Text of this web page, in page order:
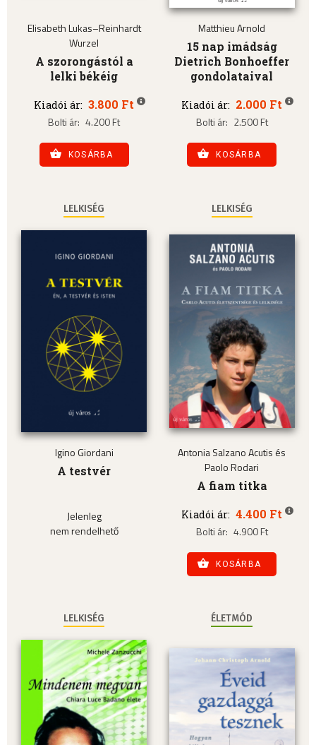
Elisabeth Lukas–Reinhardt
Wurzel
A szorongástól a
lelki békéig
Kiadói ár: 3.800 Ft
Bolti ár: 4.200 Ft
KOSÁRBA
Matthieu Arnold
15 nap imádság
Dietrich Bonhoeffer
gondolataival
Kiadói ár: 2.000 Ft
Bolti ár: 2.500 Ft
KOSÁRBA
LELKISÉG
Igino Giordani
A testvér
Jelenleg
nem rendelhető
LELKISÉG
Antonia Salzano Acutis és
Paolo Rodari
A fiam titka
Kiadói ár: 4.400 Ft
Bolti ár: 4.900 Ft
KOSÁRBA
LELKISÉG ÉLETMÓD